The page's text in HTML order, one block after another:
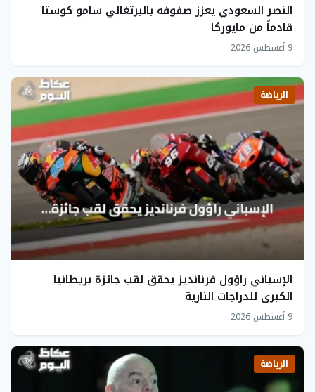
النصر السعودي يعزز صفوفه بالبرتغالي سامو كوستا
قادماً من مايوركا
9 أغسطس 2026
الرياضة
الإسباني راؤول فرنانديز يحقق لقب جائزة بريطانيا
الكبرى للدراجات النارية
9 أغسطس 2026
الرياضة